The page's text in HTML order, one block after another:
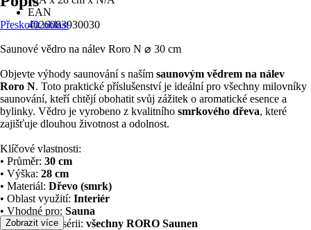
EAN
4026083930030
Přeskočit oblast
Saunové vědro na nálev Roro N ⌀ 30 cm
Objevte výhody saunování s naším saunovým vědrem na nálev
Roro N. Toto praktické příslušenství je ideální pro všechny milovníky
saunování, kteří chtějí obohatit svůj zážitek o aromatické esence a
bylinky. Vědro je vyrobeno z kvalitního smrkového dřeva, které
zajišťuje dlouhou životnost a odolnost.
Klíčové vlastnosti:
• Průměr: 30 cm
• Výška: 28 cm
• Materiál: Dřevo (smrk)
• Oblast využití: Interiér
• Vhodné pro: Sauna
• Vhodné pro sérii: všechny RORO Saunen
Zobrazit více